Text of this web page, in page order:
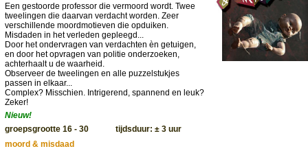
Een gestoorde professor die vermoord wordt. Twee
tweelingen die daarvan verdacht worden. Zeer
verschillende moordmotieven die opduiken.
Misdaden in het verleden gepleegd...
Door het ondervragen van verdachten èn getuigen,
en door het opvragen van politie onderzoeken,
achterhaalt u de waarheid.
Observeer de tweelingen en alle puzzelstukjes
passen in elkaar...
Complex? Misschien. Intrigerend, spannend en leuk?
Zeker!
Nieuw!
groepsgrootte 16 - 30 tijdsduur: ± 3 uur
moord & misdaad